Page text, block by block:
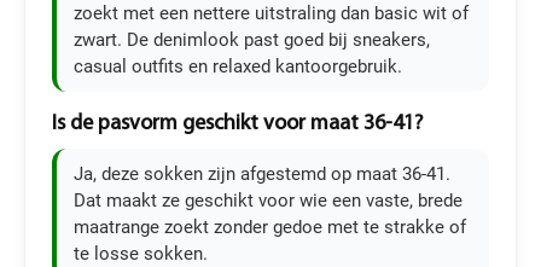
zoekt met een nettere uitstraling dan basic wit of
zwart. De denimlook past goed bij sneakers,
casual outfits en relaxed kantoorgebruik.
Is de pasvorm geschikt voor maat 36-41?
Ja, deze sokken zijn afgestemd op maat 36-41.
Dat maakt ze geschikt voor wie een vaste, brede
maatrange zoekt zonder gedoe met te strakke of
te losse sokken.